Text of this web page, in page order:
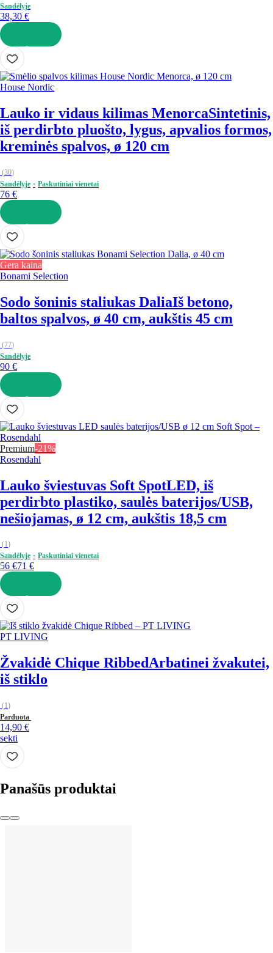
Sandėlyje
38,30 €
Į KREPŠELĮ
House Nordic
Lauko ir vidaus kilimas MenorcaSintetinis,
iš perdirbto pluošto, lygus, apvalios formos,
kreminės spalvos, ø 120 cm
(30)
Sandėlyje
Paskutiniai vienetai
76 €
Į KREPŠELĮ
Gera kaina
Bonami Selection
Sodo šoninis staliukas DaliaIš betono,
baltos spalvos, ø 40 cm, aukštis 45 cm
(77)
Sandėlyje
90 €
Į KREPŠELĮ
Premium-21%
Rosendahl
Lauko šviestuvas Soft SpotLED, iš
perdirbto plastiko, saulės baterijos/USB,
nešiojamas, ø 12 cm, aukštis 18,5 cm
(1)
Sandėlyje
Paskutiniai vienetai
56 €71 €
Į KREPŠELĮ
PT LIVING
Žvakidė Chique RibbedArbatinei žvakutei,
iš stiklo
(1)
Parduota
14,90 €
sekti
Panašūs produktai